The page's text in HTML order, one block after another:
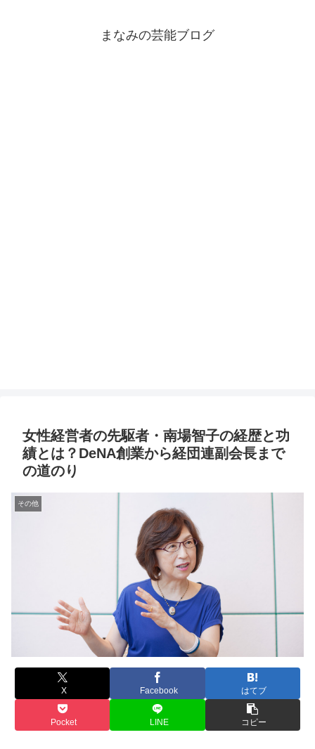
まなみの芸能ブログ
女性経営者の先駆者・南場智子の経歴と功
績とは？DeNA創業から経団連副会長まで
の道のり
その他
X Facebook はてブ
Pocket LINE コピー